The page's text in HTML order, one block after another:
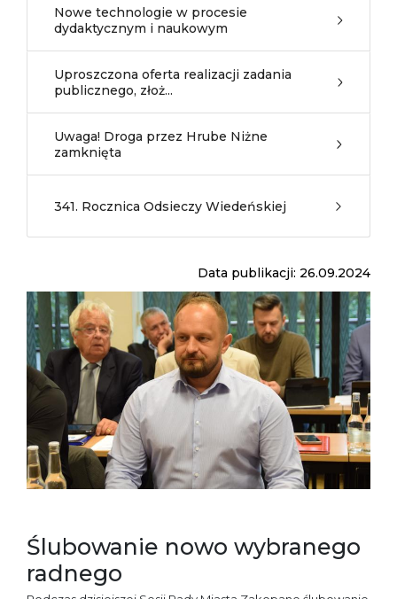
Nowe technologie w procesie
dydaktycznym i naukowym
Uproszczona oferta realizacji zadania
publicznego, złoż...
Uwaga! Droga przez Hrube Niżne
zamknięta
341. Rocznica Odsieczy Wiedeńskiej
Data publikacji: 26.09.2024
Ślubowanie nowo wybranego
radnego